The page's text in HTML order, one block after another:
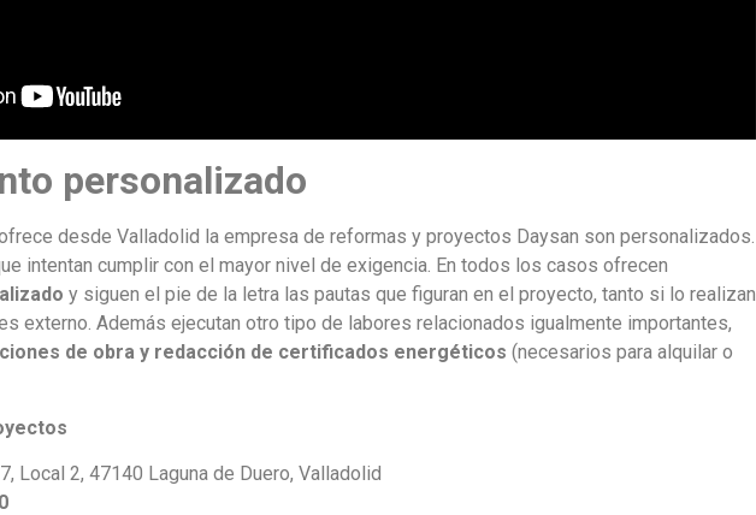
personalizado
desde Valladolid la empresa de reformas y proyectos Daysan son personalizados.
intentan cumplir con el mayor nivel de exigencia. En todos los casos ofrecen
y siguen el pie de la letra las pautas que figuran en el proyecto, tanto si lo realizan
externo. Además ejecutan otro tipo de labores relacionados igualmente importantes,
de obra y redacción de certificados energéticos (necesarios para alquilar o
Local 2, 47140 Laguna de Duero, Valladolid